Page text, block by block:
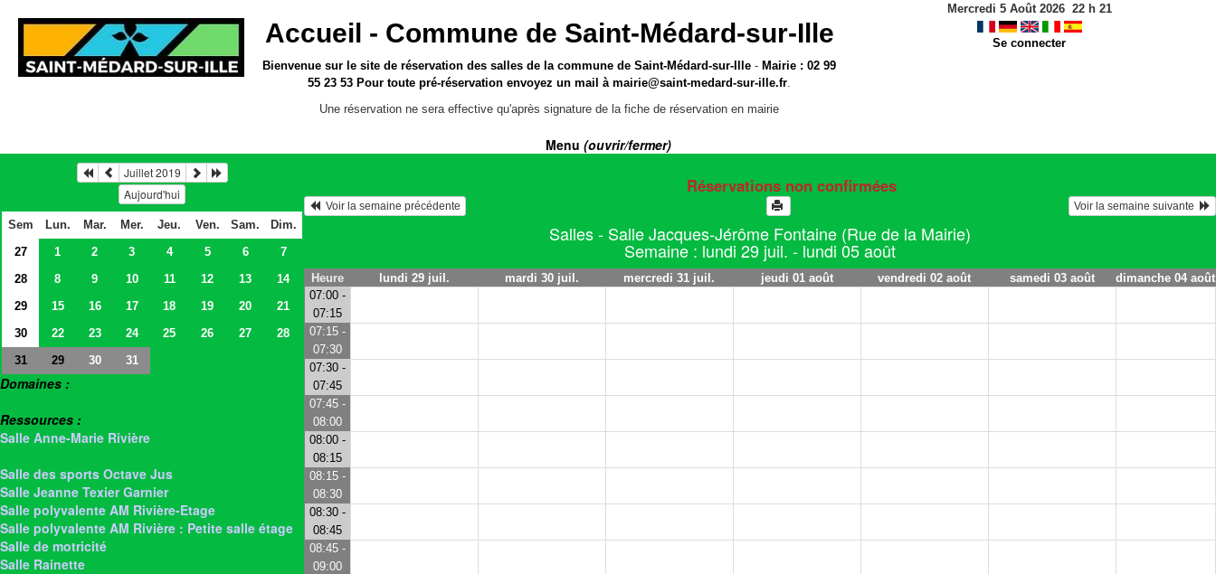
Accueil - Commune de Saint-Médard-sur-Ille
Bienvenue sur le sitede réservation des salles de la commune de Saint-Médard-sur-Ille - Mairie : 02 99
55 23 53 Pour toute pré-réservation envoyez un mail àmairie@saint-medard-sur-ille.fr.
Une réservation ne sera effective qu'après signature de la fiche de réservation en mairie
Mercredi 5 Août 2026 22h 21
Se connecter
Menu (ouvrir/fermer)
Juillet 2019
Aujourd'hui
Sem Lun. Mar. Mer. Jeu. Ven. Sam.
Dim.
27
1 2 3 4 5 6
7
28
8 9 10 11 12 13
14
29
15 16 17 18 19 20
21
30
22 23 24 25 26 27
28
31
29 30 31
Domaines :
Ressources :
Salle Anne-Marie Rivière
Salle des sports Octave Jus
Salle Jeanne Texier Garnier
Salle polyvalente AM Rivière-Etage
Salle polyvalente AM Rivière : Petite salle étage
Salle de motricité
Salle Rainette
Réservations non confirmées
  Voir la semaine précédente
Voir la semaine suivante
Salles - Salle Jacques-Jérôme Fontaine (Rue de la Mairie)
Semaine : lundi 29 juil. - lundi 05 août
Heure lundi 29 juil. mardi 30 juil. mercredi 31 juil. jeudi 01 août vendredi 02 août samedi 03 août
dimanche 04 août
07:00 -
07:15
07:15 -
07:30
07:30 -
07:45
07:45 -
08:00
08:00 -
08:15
08:15 -
08:30
08:30 -
08:45
08:45 -
09:00